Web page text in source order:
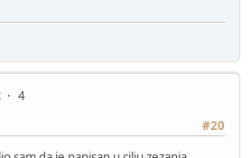
4
#20